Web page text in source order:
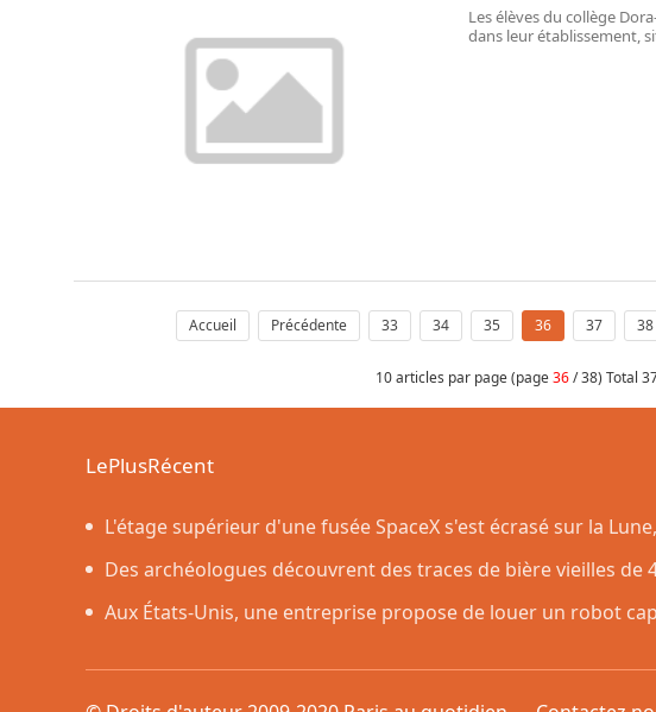
Les élèves du collège
dans leur établissement,
Accueil Précédente 33 34 35 36 37 38
10 articles par page (page36/ 38) Total
LePlusRécent
L'étage supérieur d'une fusée SpaceX s'est écrasé sur la
prévu par les scientifiques
Des archéologues découvrent des traces de bière vieilles de
dans des poteries rituelles
Aux États-Unis, une entreprise propose de louer un robot